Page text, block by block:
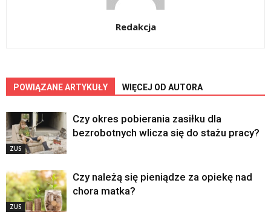
Redakcja
POWIĄZANE ARTYKUŁY WIĘCEJ OD AUTORA
ZUS
Czy okres pobierania zasiłku dla
bezrobotnych wlicza się do stażu pracy?
ZUS
Czy należą się pieniądze za opiekę nad
chora matka?